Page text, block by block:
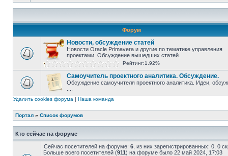
Форум
Новости, обсуждение статей
Новости Oracle Primavera и другие по тематике управления
проектами. Обсуждение вышедших статей.
Рейтинг:1.92%
Самоучитель проектного аналитика. Обсуждение.
Обсуждение самоучителя проектного аналитика. Идеи,
Удалить cookies форума | Наша команда
Портал » Список форумов
Кто сейчас на форуме
Сейчас посетителей на форуме: 6 , из них зарегистрированных: 0, 0
Больше всего посетителей (911) на форуме было 22 май 2024, 17:03